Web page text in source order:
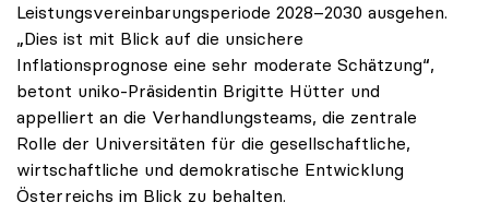
Leistungsvereinbarungsperiode 2028–2030 ausgehen.
„Dies ist mit Blick auf die unsichere
Inflationsprognose eine sehr moderate Schätzung“,
betont uniko-Präsidentin Brigitte Hütter und
appelliert an die Verhandlungsteams, die zentrale
Rolle der Universitäten für die gesellschaftliche,
wirtschaftliche und demokratische Entwicklung
Österreichs im Blick zu behalten.